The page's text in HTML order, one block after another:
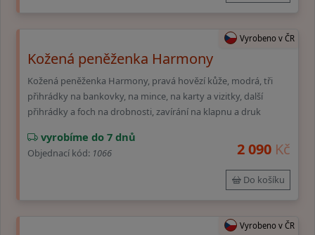
Vyrobeno v ČR
Kožená peněženka Harmony
Kožená peněženka Harmony, pravá hovězí kůže, modrá, tři
přihrádky na bankovky, na mince, na karty a vizitky, další
přihrádky a foch na drobnosti, zavírání na klapnu a druk
vyrobíme do 7 dnů
Objednací kód: 1066 2 090 Kč
Do košíku
Vyrobeno v ČR